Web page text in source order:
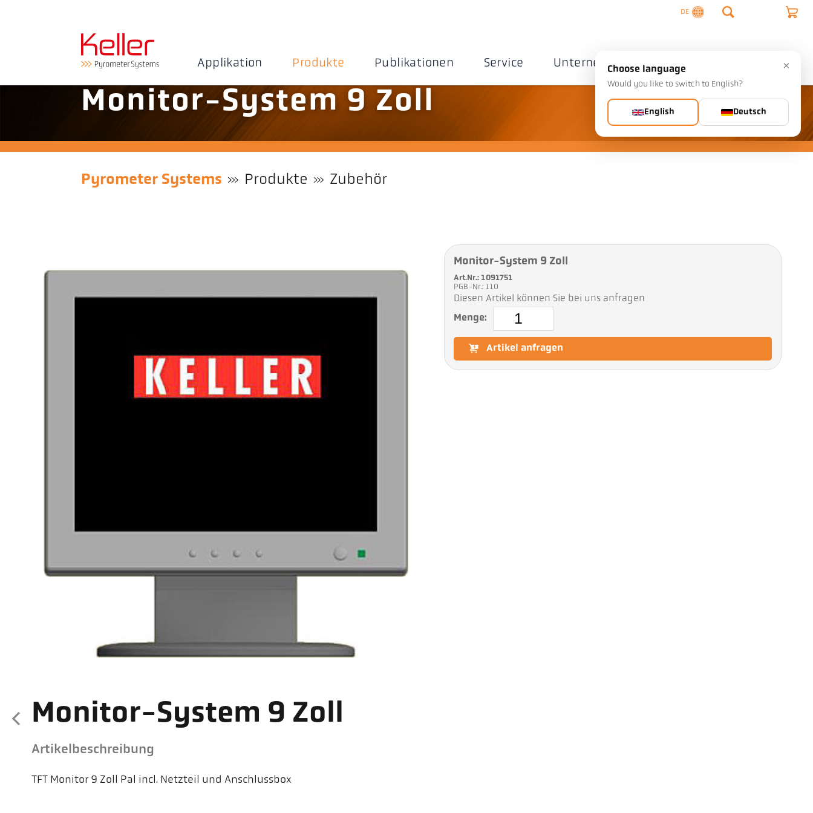
DE
Applikation Produkte Publikationen Service Unternehmen Kontakte
Monitor-System 9 Zoll
Pyrometer Systems Produkte Zubehör
Monitor-System 9 Zoll
Artikelbeschreibung
TFT Monitor 9 Zoll Pal incl. Netzteil und Anschlussbox
Monitor-System 9 Zoll
Art.Nr.: 1091751
PGB-Nr.: 110
Diesen Artikel können Sie bei uns anfragen
Menge:
Artikel anfragen
×
Choose language
Would you like to switch to English?
English Deutsch